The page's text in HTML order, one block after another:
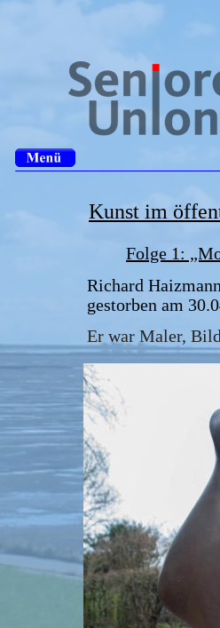
Kunst im
Folge 1:
Richard
gestorben am
Er war Maler,